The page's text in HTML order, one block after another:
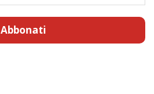
Abbonati